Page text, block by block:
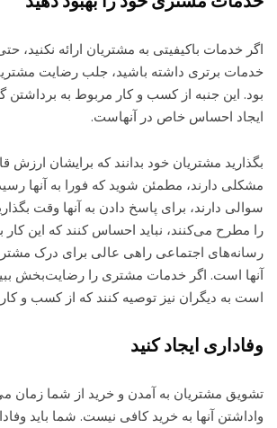
اگر خدمات باکیفیتی به مشتریان ارائه نکنید،
خدمات برتری داشته باشید، جلب رضایت
بود. این جنبه از کسب و کار مربوط به برداشتن
ایجاد احساس خاص در آنهاست.
بگذارید مشتریان خود بدانند که برایشان ارزش
مشکلی دارند، مطمئن شوید که فورا به آنها
سوالی دارند، برای پاسخ دادن به آنها وقت
را مطرح می‌کنند، نباید احساس کنند که این
رسانه‌های اجتماعی راهی عالی برای درک
آنها است. اگر خدمات مشتری را رضایت‌بخش
است به دیگران نیز توصیه کنند که از کسب و
وفاداری ایجاد کنید
تشویق مشتریان به آمدن و خرید از شما زمان
واداشتن آنها به خرید کافی نیست. شما باید